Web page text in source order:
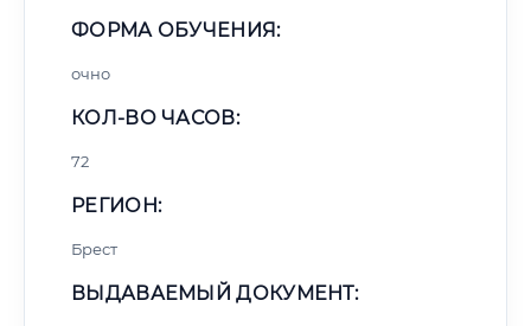
ФОРМА ОБУЧЕНИЯ:
очно
КОЛ-ВО ЧАСОВ:
72
РЕГИОН:
Брест
ВЫДАВАЕМЫЙ ДОКУМЕНТ: